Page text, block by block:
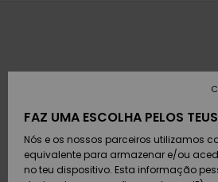
Calçado e
chinelos
MENINO
Calçado e
chinelos
MULHER
chegados
Highlights
SURF
Crianças
Highlights
Artigos
Criança
Criança
Outlet
Devoluções
Pagamento
FAZ UMA ESCOLHA PELOS
Nós e os nossos parceiros utilizamos
equivalente para armazenar e/ou
no teu dispositivo. Esta informação